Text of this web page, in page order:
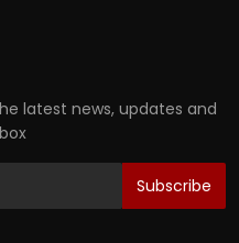
latest news, updates and
Subscribe